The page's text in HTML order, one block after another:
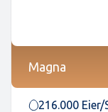
Magna
216.000